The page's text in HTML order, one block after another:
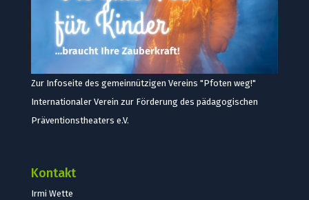
Zur Infoseite des gemeinnützigen Vereins "Pfoten weg!"
Internationaler Verein zur Förderung des pädagogischen
Präventionstheaters e.V.
Kontakt
Irmi Wette